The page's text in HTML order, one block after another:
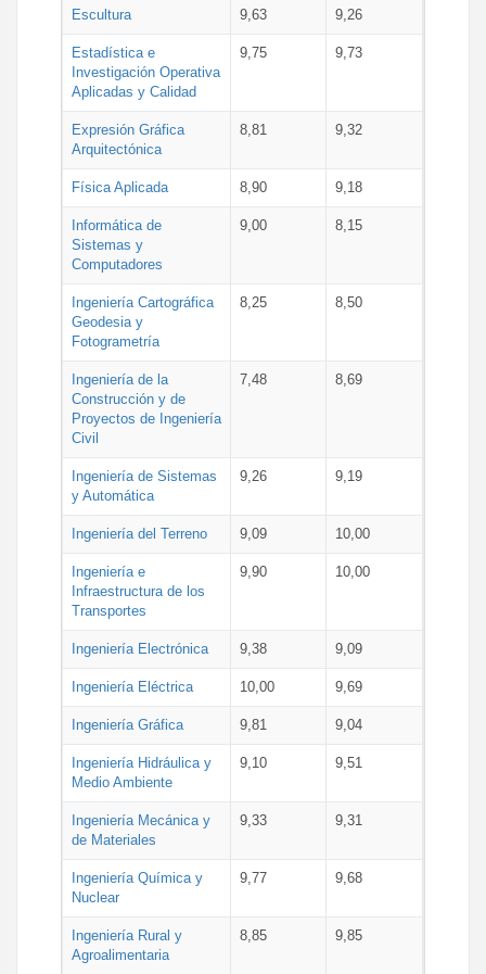
Escultura 9,63 9,26
Estadística e
Investigación Operativa
Aplicadas y Calidad
9,75 9,73
Expresión Gráfica
Arquitectónica
8,81 9,32
Física Aplicada 8,90 9,18
Informática de
Sistemas y
Computadores
9,00 8,15
Ingeniería Cartográfica
Geodesia y
Fotogrametría
8,25 8,50
Ingeniería de la
Construcción y de
Proyectos de Ingeniería
Civil
7,48 8,69
Ingeniería de Sistemas
y Automática
9,26 9,19
Ingeniería del Terreno 9,09 10,00
Ingeniería e
Infraestructura de los
Transportes
9,90 10,00
Ingeniería Electrónica 9,38 9,09
Ingeniería Eléctrica 10,00 9,69
Ingeniería Gráfica 9,81 9,04
Ingeniería Hidráulica y
Medio Ambiente
9,10 9,51
Ingeniería Mecánica y
de Materiales
9,33 9,31
Ingeniería Química y
Nuclear
9,77 9,68
Ingeniería Rural y
Agroalimentaria
8,85 9,85